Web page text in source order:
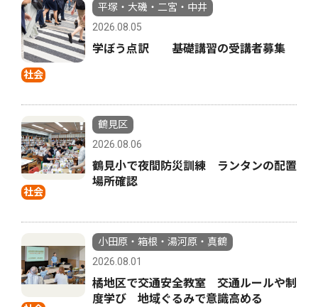
社会
平塚・大磯・二宮・中井
2026.08.05
学ぼう点訳 基礎講習の受講者募集
社会
鶴見区
2026.08.06
鶴見小で夜間防災訓練 ランタンの配置
場所確認
小田原・箱根・湯河原・真鶴
2026.08.01
橘地区で交通安全教室 交通ルールや制
度学び 地域ぐるみで意識高める